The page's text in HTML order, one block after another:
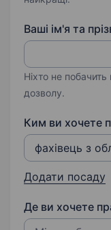
Ваші ім'я та
Ніхто не побачить
дозволу.
Ким ви хочете
Додати посаду
Де ви хочете